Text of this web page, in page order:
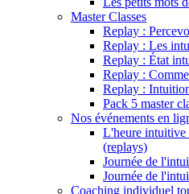
Master Classes
Replay :
Replay : Les
Replay : État
Replay :
Replay :
Pack 5 master
Nos événements en
L'heure intuitive
(replays)
Journée de
Journée de
Coaching individuel